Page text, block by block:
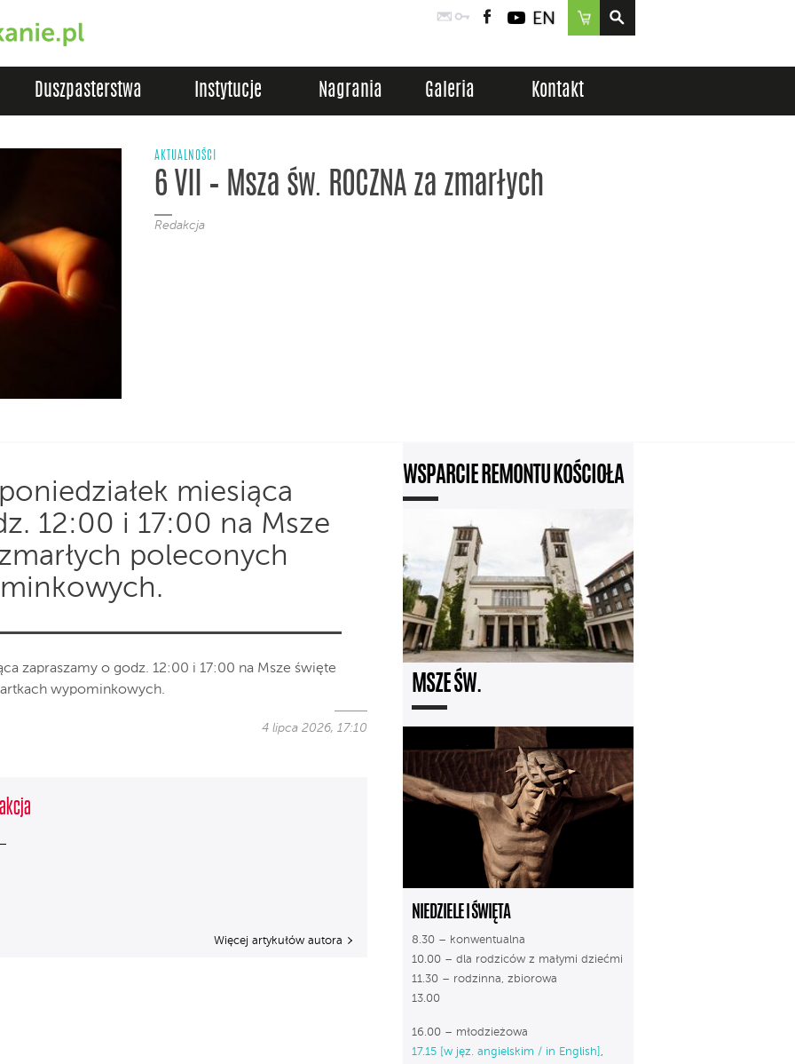
PocztaLogowanie
Facebook
YouTube
EN Sklep
Duszpasterstwa Instytucje Nagrania Galeria Kontakt
AKTUALNOŚCI
6 VII – Msza św. ROCZNA za zmarłych
Redakcja
miesiąca
12:00 i 17:00 na Msze
poleconych
zapraszamy o godz. 12:00 i 17:00 na Msze święte
wypominkowych.
4 lipca 2026, 17:10
Więcej artykułów autora
WSPARCIE REMONTU KOŚCIOŁA
MSZE ŚW.
NIEDZIELE I ŚWIĘTA
8.30 – konwentualna
10.00 – dla rodziców z małymi dziećmi
11.30 – rodzinna, zbiorowa
13.00
16.00 – młodzieżowa
17.15 [w jęz. angielskim / in English] ,